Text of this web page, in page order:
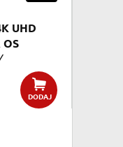
UHD
DODAJ